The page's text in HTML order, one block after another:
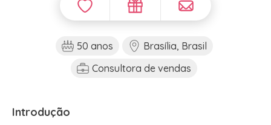
50 anos
Brasília, Brasil
Consultora de vendas
Introdução